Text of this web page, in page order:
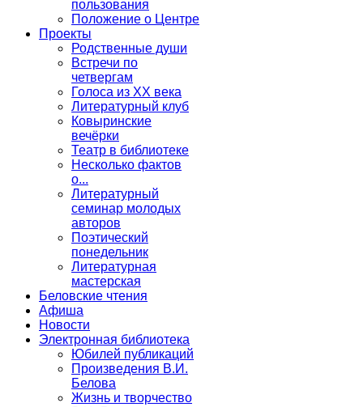
пользования
Положение о Центре
Проекты
Родственные души
Встречи по
четвергам
Голоса из ХХ века
Литературный клуб
Ковыринские
вечёрки
Театр в библиотеке
Несколько фактов
о...
Литературный
семинар молодых
авторов
Поэтический
понедельник
Литературная
мастерская
Беловские чтения
Афиша
Новости
Электронная библиотека
Юбилей публикаций
Произведения В.И.
Белова
Жизнь и творчество